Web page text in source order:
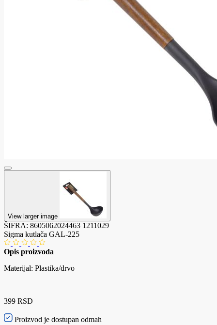
View larger image
ŠIFRA: 8605062024463 1211029
Sigma kutlača GAL-225
Opis proizvoda
Materijal: Plastika/drvo
399 RSD
Proizvod je dostupan odmah